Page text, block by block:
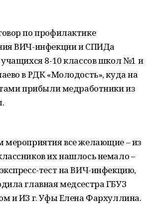
по профилактике
ВИЧ-инфекции и СПИДа
учащихся 8-10 классов школ №1 и
в РДК «Молодость», куда на
прибыли медработники из
мероприятия все желающие – из
их нашлось немало –
тест на ВИЧ-инфекцию,
главная медсестра ГБУЗ
и ИЗ г. Уфы Елена Фархуллина.